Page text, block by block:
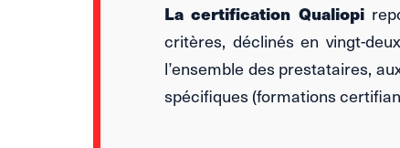
La certification Qualiopi
critères, déclinés en vingt-
l’ensemble des prestataires,
spécifiques (formations